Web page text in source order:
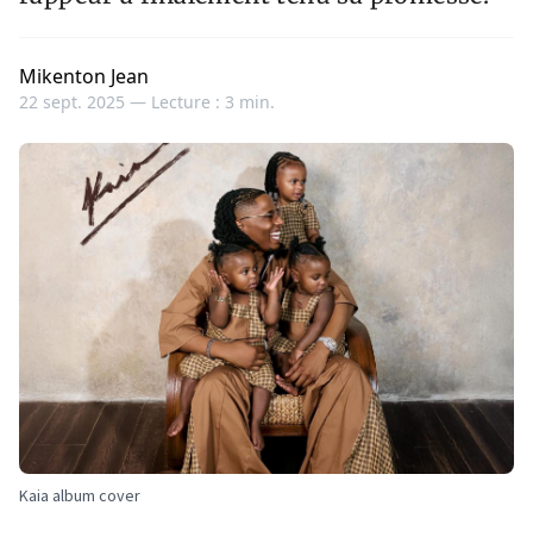
Mikenton Jean
22 sept. 2025 — Lecture : 3 min.
Kaia album cover